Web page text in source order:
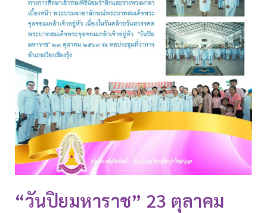
“วันปิยมหาราช” 23 ตุลาคม